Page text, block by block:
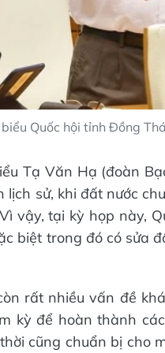
Quốc hội tỉnh Đồng
Tạ Văn Hạ (đoàn
lịch sử, khi đất nước
vậy, tại kỳ họp này,
biệt trong đó có sửa
rất nhiều vấn đề
kỳ để hoàn thành
cũng chuẩn bị cho